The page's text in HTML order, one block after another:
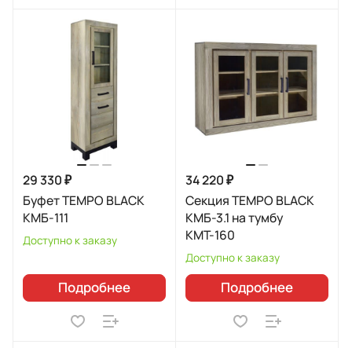
29 330 ₽
Буфет TEMPO BLACK
КМБ-111
Доступно к заказу
Подробнее
34 220 ₽
Секция TEMPO BLACK
КМБ-3.1 на тумбу
КМТ-160
Доступно к заказу
Подробнее